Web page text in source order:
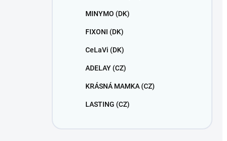
MINYMO (DK)
FIXONI (DK)
CeLaVi (DK)
ADELAY (CZ)
KRÁSNÁ MAMKA (CZ)
LASTING (CZ)